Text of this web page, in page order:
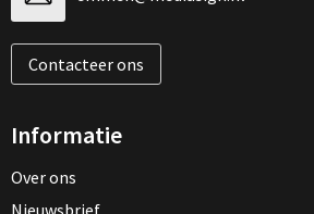
Contacteer ons
Informatie
Over ons